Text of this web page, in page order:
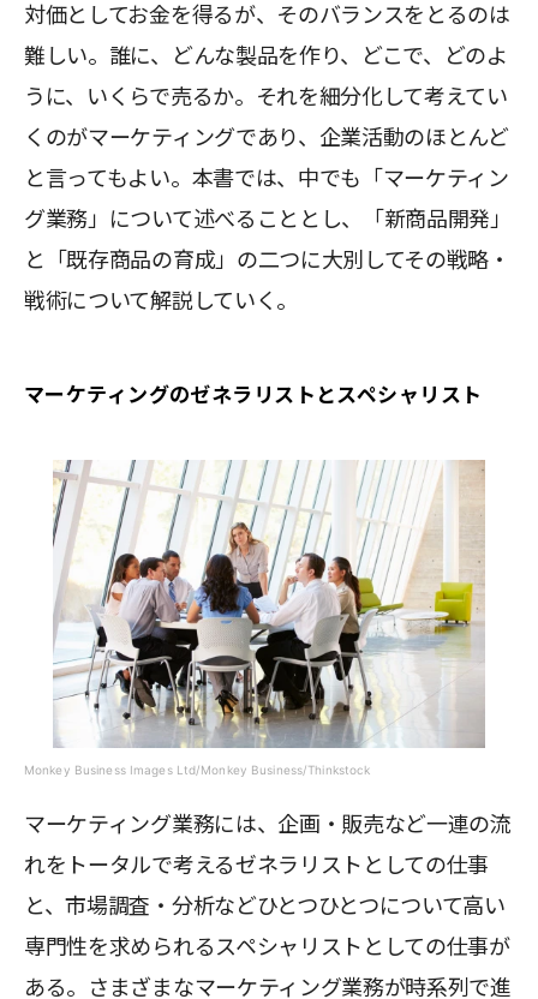
対価としてお金を得るが、そのバランスをとるのは
難しい。誰に、どんな製品を作り、どこで、どのよ
うに、いくらで売るか。それを細分化して考えてい
くのがマーケティングであり、企業活動のほとんど
と言ってもよい。本書では、中でも「マーケティン
グ業務」について述べることとし、「新商品開発」
と「既存商品の育成」の二つに大別してその戦略・
戦術について解説していく。
マーケティングのゼネラリストとスペシャリスト
Monkey Business Images Ltd/Monkey Business/Thinkstock
マーケティング業務には、企画・販売など一連の流
れをトータルで考えるゼネラリストとしての仕事
と、市場調査・分析などひとつひとつについて高い
専門性を求められるスペシャリストとしての仕事が
ある。さまざまなマーケティング業務が時系列で進